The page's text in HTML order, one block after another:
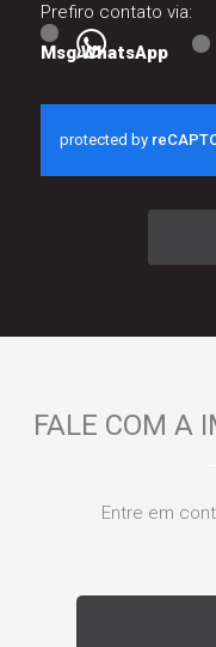
Prefiro contato via:
Msg WhatsApp
FALE COM A
Entre em